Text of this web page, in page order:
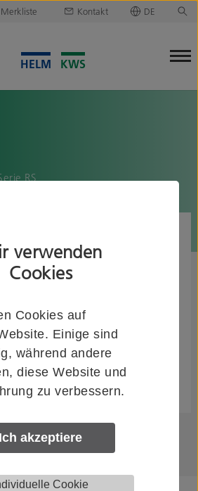
verwenden
Cookies
Cookies auf
Einige sind
während andere
diese Website und
zu verbessern.
Ich akzeptiere
Cookie
Merkliste Kontakt DE
RS
(Ausrichtung links)